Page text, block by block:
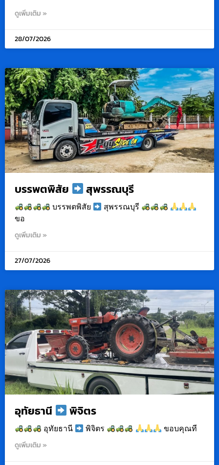
ดูเพิ่มเติม »
28/07/2026
บรรพตพิสัย สุพรรณบุรี
บรรพตพิสัย
สุพรรณบุรี
ขอ
ดูเพิ่มเติม »
27/07/2026
อุทัยธานี พิจิตร
อุทัยธานี พิจิตร ขอบคุณที
ดูเพิ่มเติม »